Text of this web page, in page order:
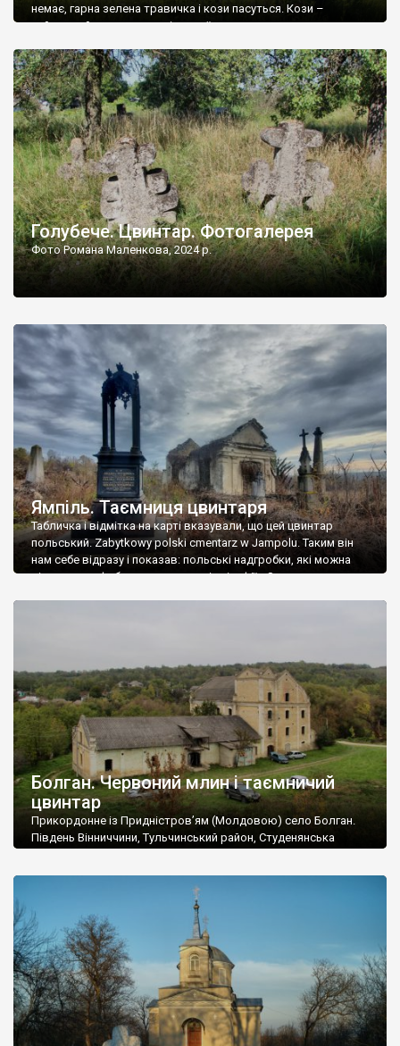
немає, гарна зелена травичка і кози пасуться. Кози –
найкращий регулятор шкідливої, для старих кладовищ,
бруньками, кози ті бруньки обгризають, бо то улюблений
делікатес. На цвинтарі у Голубечому ціла колекція
різноманітних форм хрестів. Село відносно невелике, […]
Голубече. Цвинтар. Фотогалерея
Фото Романа Маленкова, 2024 р.
Ямпіль. Таємниця цвинтаря
Табличка і відмітка на карті вказували, що цей цвинтар
польський. Zabytkowy polski cmentarz w Jampolu. Таким він
нам себе відразу і показав: польські надгробки, які можна
віднести до фабричних, польські епітафії… Загалом цвинтар
Болган. Червоний млин і таємничий
цвинтар
Прикордонне із Придністров’ям (Молдовою) село Болган.
Південь Вінниччини, Тульчинський район, Студенянська
старовинний цвинтар із кам’яними хрестами. Всі епітафії, які
збереглися, написані кирилицею, церковнослов’янською
мовою. За всіма традиційними ознаками – цвинтар
український. Хрести датуються 19 століттям. У 1924-1940
роках Болган […]